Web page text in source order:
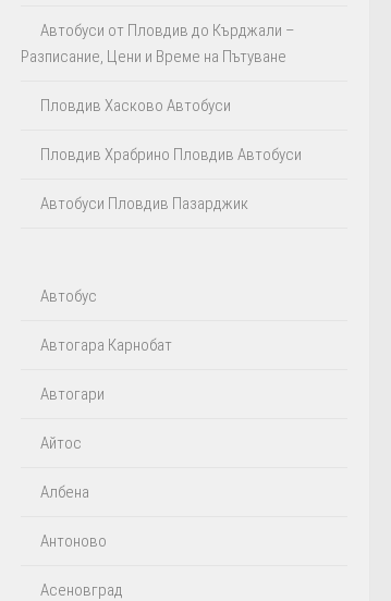
Автобуси от Пловдив до Кърджали –
Разписание, Цени и Време на Пътуване
Пловдив Хасково Автобуси
Пловдив Храбрино Пловдив Автобуси
Автобуси Пловдив Пазарджик
Автобус
Автогара Карнобат
Автогари
Айтос‎
Албена
Антоново
Асеновград